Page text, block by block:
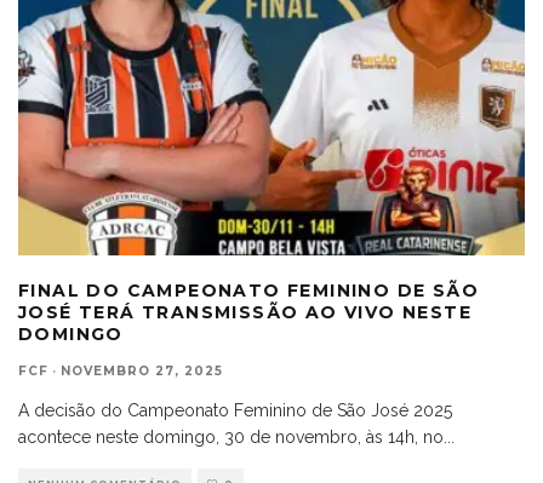
FINAL DO CAMPEONATO FEMININO DE SÃO
JOSÉ TERÁ TRANSMISSÃO AO VIVO NESTE
DOMINGO
FCF · NOVEMBRO 27, 2025
A decisão do Campeonato Feminino de São José 2025
acontece neste domingo, 30 de novembro, às 14h, no...